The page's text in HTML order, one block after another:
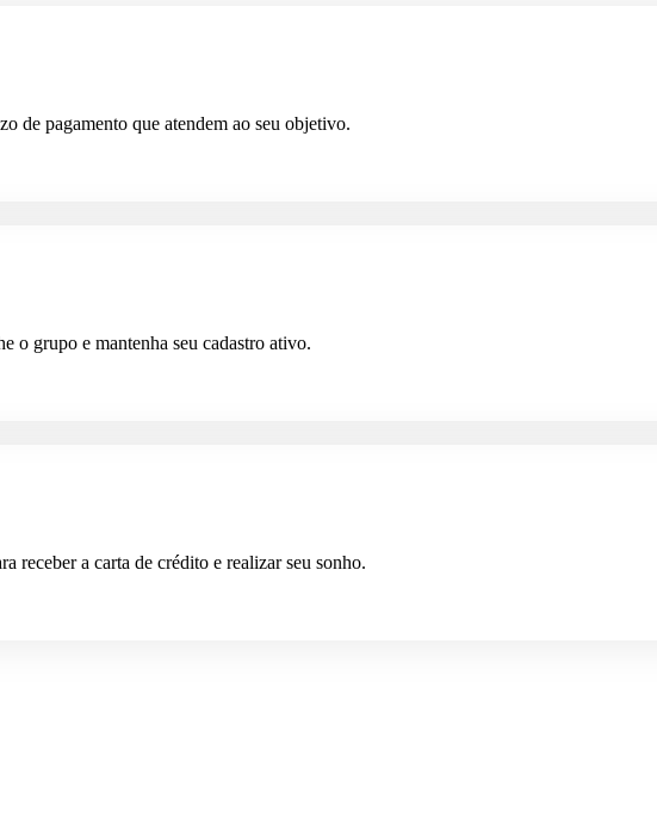
de pagamento que atendem ao seu objetivo.
o grupo e mantenha seu cadastro ativo.
receber a carta de crédito e realizar seu sonho.